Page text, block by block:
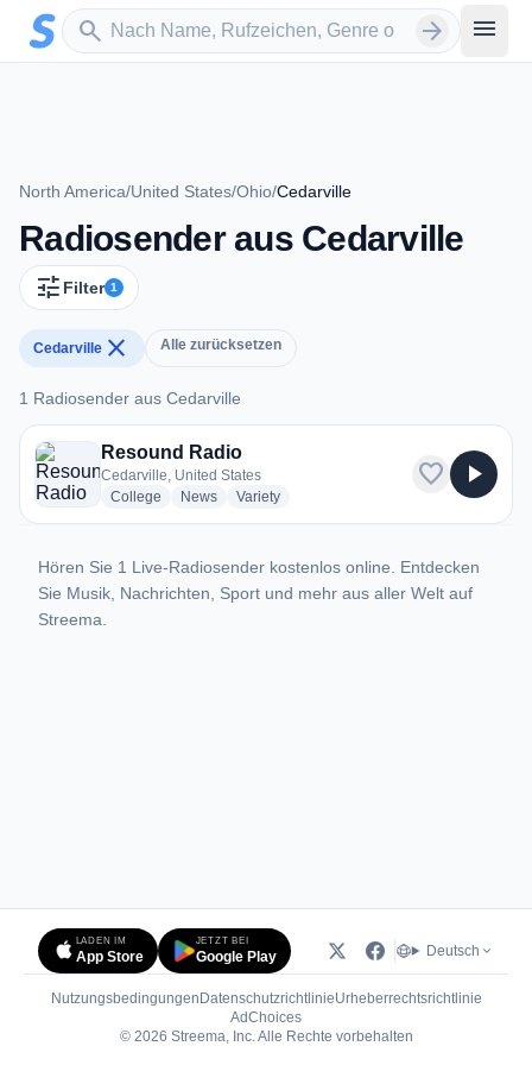
Zum Hauptinhalt springen
search
Sender suchen arrow_forward menu
North America/United States/Ohio/Cedarville
Radiosender aus Cedarville
tune Filter 1
Cedarville close Alle zurücksetzen
1 Radiosender aus Cedarville
1 Radiosender aus Cedarville
Resound Radio
Cedarville, United States
College radio stations
Newsradio stations
Varietyradio stations
favorite play_arrow
Hören Sie 1 Live-Radiosender kostenlos online. Entdecken
Sie Musik, Nachrichten, Sport und mehr aus aller Welt auf
Streema.
LADEN IM
App Store
JETZT BEI
Google Play Deutsch
Nutzungsbedingungen DatenschutzrichtlinieUrheberrechtsrichtlinie
AdChoices(öffnet in neuem Tab)
© 2026 Streema, Inc. Alle Rechte vorbehalten